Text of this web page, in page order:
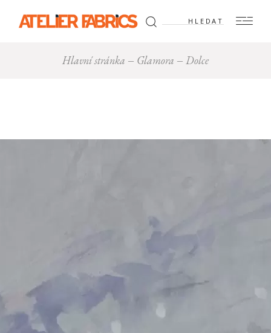
Hledat:
Hlavní stránka Glamora Dolce